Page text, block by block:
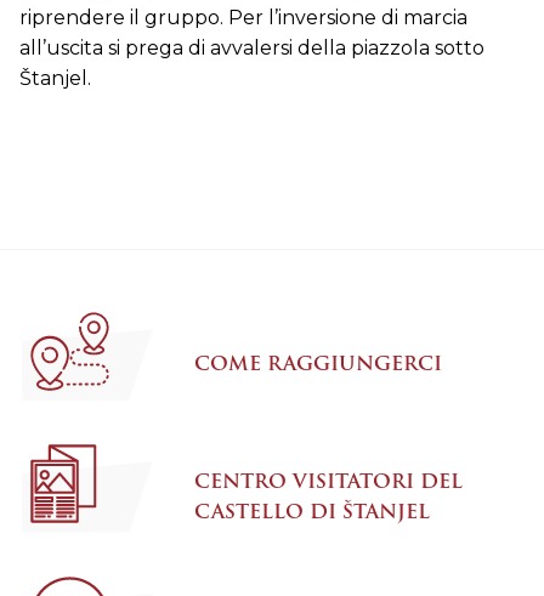
riprendere il gruppo. Per l’inversione di marcia
all’uscita si prega di avvalersi della piazzola sotto
Štanjel.
COME RAGGIUNGERCI
CENTRO VISITATORI DEL
CASTELLO DI ŠTANJEL